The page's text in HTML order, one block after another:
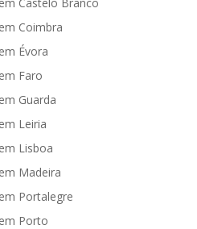
Coimbra
Évora
Faro
Guarda
Leiria
Lisboa
Madeira
Portalegre
Porto